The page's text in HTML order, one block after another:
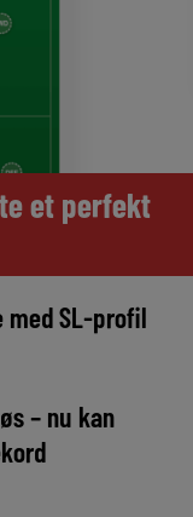
et perfekt
med SL-profil
– nu kan